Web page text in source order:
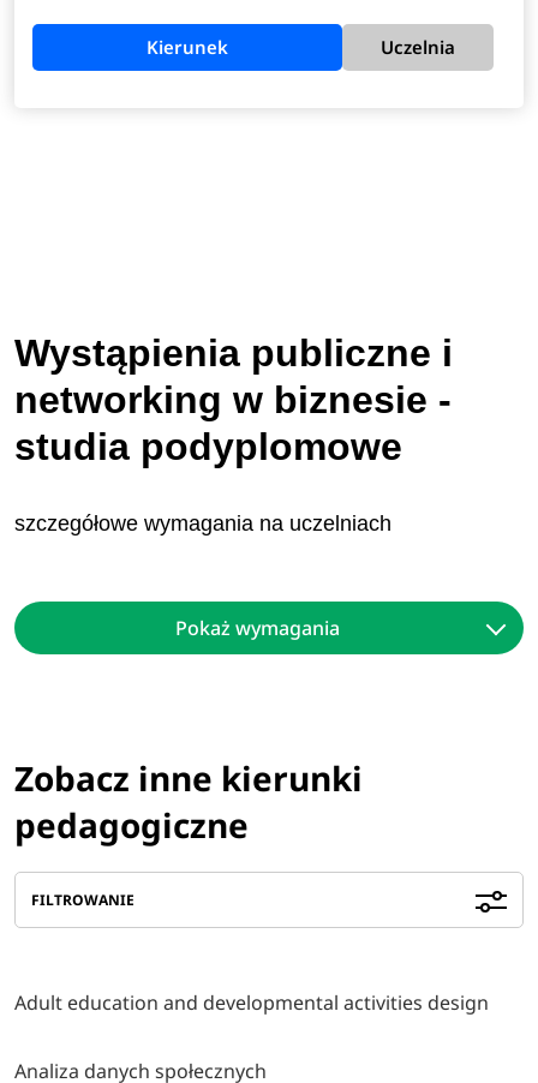
Kierunek Uczelnia
Wystąpienia publiczne i
networking w biznesie -
studia podyplomowe
szczegółowe wymagania na uczelniach
Pokaż wymagania
Zobacz inne kierunki
pedagogiczne
FILTROWANIE
Adult education and developmental activities design
Analiza danych społecznych